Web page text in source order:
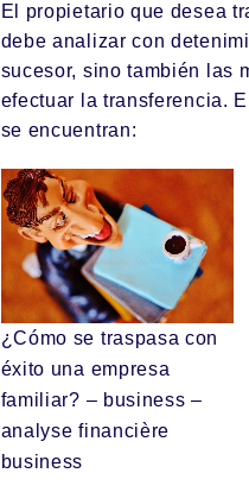
El propietario que desea
debe analizar con
sucesor, sino también las
efectuar la transferencia.
se encuentran:
¿Cómo se traspasa con
éxito una empresa
familiar? – business –
analyse financière
business